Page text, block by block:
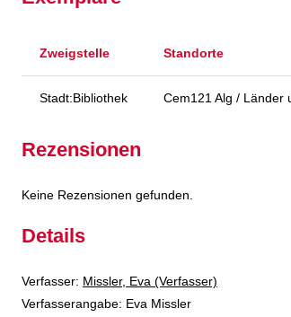
Zweigstelle Standorte
Stadt:Bibliothek Cem121 Alg / Länder
Rezensionen
Keine Rezensionen gefunden.
Details
Verfasser: Suche nach diesem Verfasser
Missler, Eva (Verfasser)
Verfasserangabe: Eva Missler